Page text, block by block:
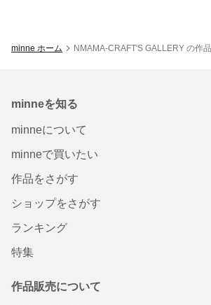
minne ホーム NMAMA-CRAFT'S GALLERY の作
minneを知る
minneについて
minneで買いたい
作品をさがす
ショップをさがす
ランキング
特集
作品販売について